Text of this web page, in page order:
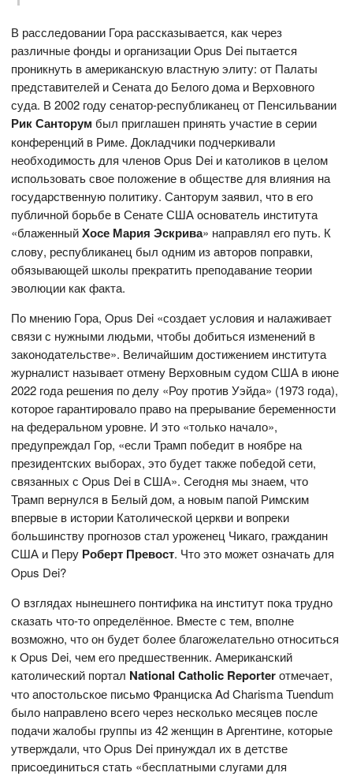
В расследовании Гора рассказывается, как через
различные фонды и организации Opus Dei пытается
проникнуть в американскую властную элиту: от Палаты
представителей и Сената до Белого дома и Верховного
суда. В 2002 году сенатор-республиканец от Пенсильвании
Рик Санторумбыл приглашен принять участие в серии
конференций в Риме. Докладчики подчеркивали
необходимость для членов Opus Dei и католиков в целом
использовать свое положение в обществе для влияния на
государственную политику. Санторум заявил, что в его
публичной борьбе в Сенате США основатель института
«блаженныйХосе Мария Эскрива» направлял его путь. К
слову, республиканец был одним из авторов поправки,
обязывающей школы прекратить преподавание теории
эволюции как факта.
По мнению Гора, Opus Dei «создает условия и налаживает
связи с нужными людьми, чтобы добиться изменений в
законодательстве». Величайшим достижением института
журналист называет отмену Верховным судом США в июне
2022 года решения по делу «Роу против Уэйда» (1973 года),
которое гарантировало право на прерывание беременности
на федеральном уровне. И это «только начало»,
предупреждал Гор, «если Трамп победит в ноябре на
президентских выборах, это будет также победой сети,
связанных с Opus Dei в США». Сегодня мы знаем, что
Трамп вернулся в Белый дом, а новым папой Римским
впервые в истории Католической церкви и вопреки
большинству прогнозов стал уроженец Чикаго, гражданин
США и Перу Роберт Превост. Что это может означать для
Opus Dei?
О взглядах нынешнего понтифика на институт пока трудно
сказать что-то определённое. Вместе с тем, вполне
возможно, что он будет более благожелательно относиться
к Opus Dei, чем его предшественник. Американский
католический портал National Catholic Reporterотмечает,
что апостольское письмо Франциска Ad Charisma Tuendum
было направлено всего через несколько месяцев после
подачи жалобы группы из 42 женщин в Аргентине, которые
утверждали, что Opus Dei принуждал их в детстве
присоединиться стать «бесплатными слугами для